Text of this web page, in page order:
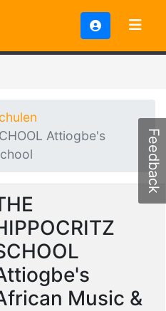
Attiogbe's
Music &
Feedback